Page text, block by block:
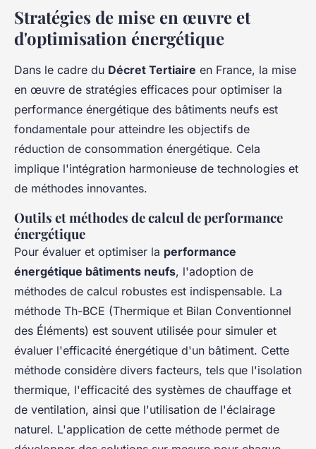
Stratégies de mise en œuvre et
d'optimisation énergétique
Dans le cadre du Décret Tertiaire en France, la mise
en œuvre de stratégies efficaces pour optimiser la
performance énergétique des bâtiments neufs est
fondamentale pour atteindre les objectifs de
réduction de consommation énergétique. Cela
implique l'intégration harmonieuse de technologies et
de méthodes innovantes.
Outils et méthodes de calcul de performance
énergétique
Pour évaluer et optimiser la performance
énergétique bâtiments neufs, l'adoption de
méthodes de calcul robustes est indispensable. La
méthode Th-BCE (Thermique et Bilan Conventionnel
des Éléments) est souvent utilisée pour simuler et
évaluer l'efficacité énergétique d'un bâtiment. Cette
méthode considère divers facteurs, tels que l'isolation
thermique, l'efficacité des systèmes de chauffage et
de ventilation, ainsi que l'utilisation de l'éclairage
naturel. L'application de cette méthode permet de